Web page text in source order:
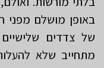
באופן מושלם מפני
של צדדים
מתחייב שלא